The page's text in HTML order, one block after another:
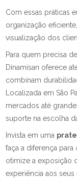
Com essas práticas
organização
visualização dos
Para quem precisa
Dinamisan oferece
combinam
Localizada em São
mercados até
suporte na escolha
Invista em uma
faça a diferença
otimize a exposição
experiência aos